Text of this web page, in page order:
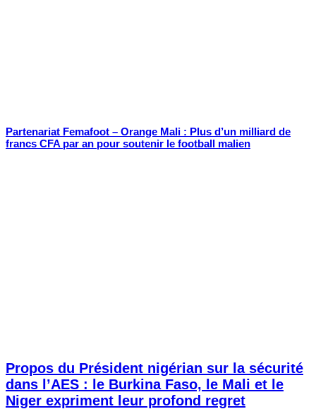
Partenariat Femafoot – Orange Mali : Plus d’un milliard de
francs CFA par an pour soutenir le football malien
Propos du Président nigérian sur la sécurité
dans l’AES : le Burkina Faso, le Mali et le
Niger expriment leur profond regret